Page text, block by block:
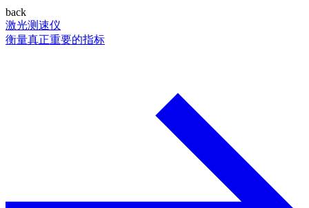
back
激光测速仪
衡量真正重要的指标